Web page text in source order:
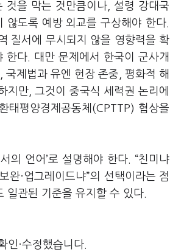
것을 막는 것만큼이나, 설령 강대국
않도록 예방 외교를 구상해야 한다.
질서에 무시되지 않을 영향력을 확
한다. 대만 문제에서 한국이 군사개
제법과 유엔 헌장 존중, 평화적 해
지만, 그것이 중국식 세력권 논리에
태평양경제공동체(CPTTP) 협상을
의 언어’로 설명해야 한다. “친미냐
완·업그레이드냐”의 선택이라는 점
일관된 기준을 유지할 수 있다.
·수정했습니다.